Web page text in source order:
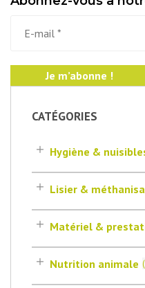
CATÉGORIES
Hygiène &
Lisier &
Matériel &
Nutrition animale (